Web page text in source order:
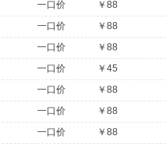
一口价 ￥88
一口价 ￥88
一口价 ￥88
一口价 ￥45
一口价 ￥88
一口价 ￥88
一口价 ￥88